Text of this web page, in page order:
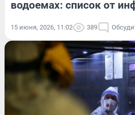
водоемах: список от
15 июня, 2026, 11:02 389